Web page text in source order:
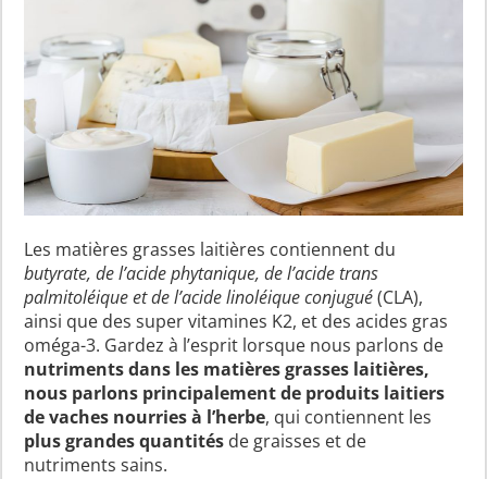
Les matières grasses laitières contiennent du
butyrate, de l’acide phytanique, de l’acide trans
palmitoléique et de l’acide linoléique conjugué(CLA),
ainsi que des super vitamines K2, et des acides gras
oméga-3. Gardez à l’esprit lorsque nous parlons de
nutriments dans les matières grasses laitières,
nous parlons principalement de produits laitiers
de vaches nourries à l’herbe, qui contiennent les
plus grandes quantités de graisses et de
nutriments sains.